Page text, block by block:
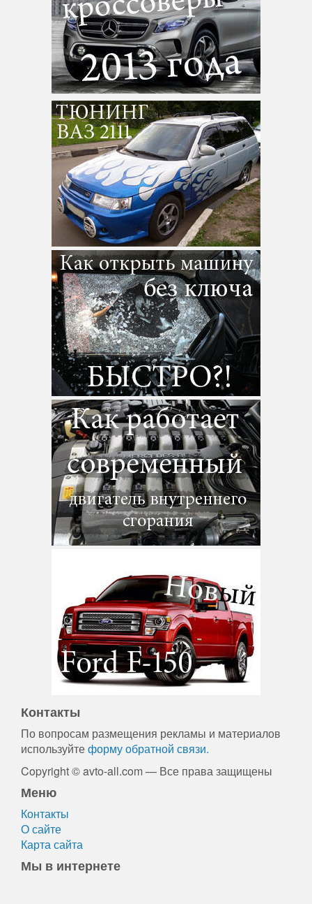
Контакты
По вопросам размещения рекламы и материалов
используйтеформу обратной связи.
Copyright © avto-all.com — Все права защищены
Меню
Контакты
О сайте
Карта сайта
Мы в интернете